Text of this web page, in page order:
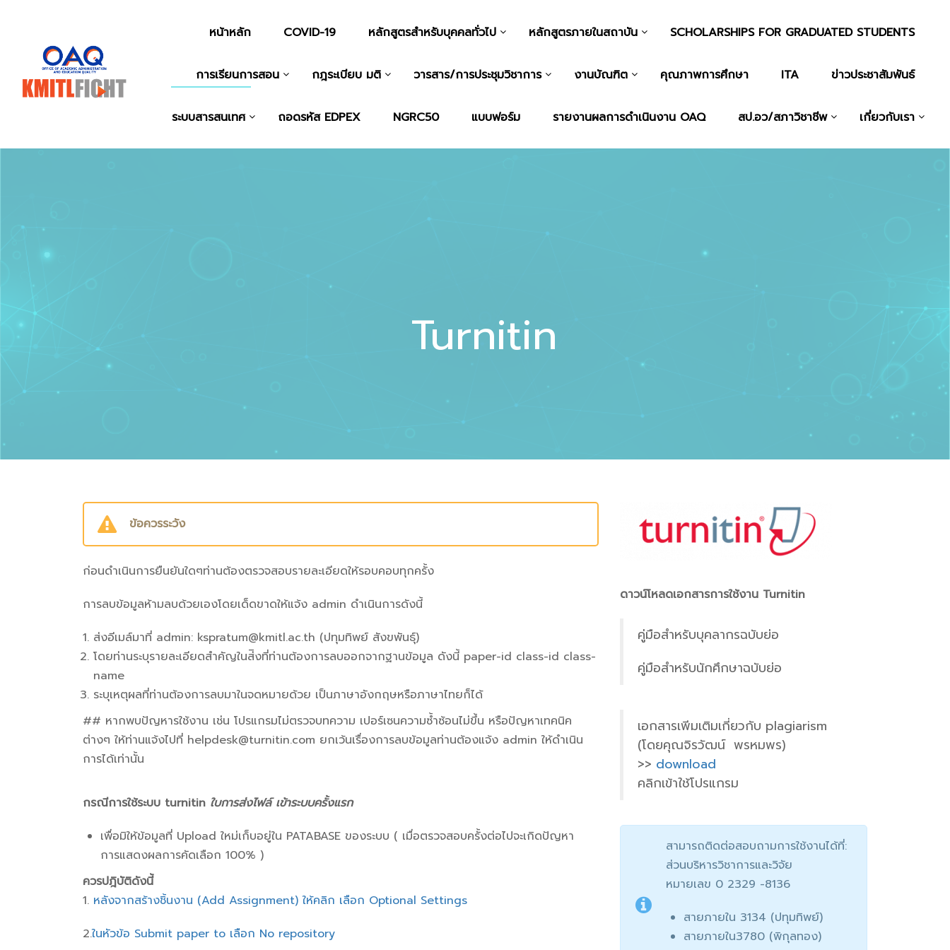
หน้าหลัก COVID-19 หลักสูตรสำหรับบุคคลทั่วไป หลักสูตรภายในสถาบัน SCHOLARSHIPS FOR GRADUATED STUDENTS
การเรียนการสอน กฎระเบียบ มติ วารสาร/การประชุมวิชาการ งานบัณฑิต คุณภาพการศึกษา ITA ข่าวประชาสัมพันธ์
ระบบสารสนเทศ ถอดรหัส EDPEX NGRC50 แบบฟอร์ม รายงานผลการดำเนินงาน OAQ สป.อว/สภาวิชาชีพ เกี่ยวกับเรา
Turnitin
ข้อควรระวัง
ก่อนดำเนินการยืนยันใดๆท่านต้องตรวจสอบรายละเอียดให้รอบคอบทุกครั้ง
การลบข้อมูลห้ามลบด้วยเองโดยเด็ดขาดให้แจ้ง admin ดำเนินการดังนี้
ส่งอีเมล์มาที่ admin: kspratum@kmitl.ac.th (ปทุมทิพย์ สังขพันธุ์)
โดยท่านระบุรายละเอียดสำคัญในส่ิงที่ท่านต้องการลบออกจากฐานข้อมูล ดังนี้ paper-id class-id class-
name
ระบุเหตุผลที่ท่านต้องการลบมาในจดหมายด้วย เป็นภาษาอังกฤษหรือภาษาไทยก็ได้
## หากพบปัญหารใช้งาน เช่น โปรแกรมไม่ตรวจบทความ เปอร์เซนความซ้ำซ้อนไม่ขึ้น หรือปัญหาเทคนิค
ต่างๆ ให้ท่านแจ้งไปที่ helpdesk@turnitin.com ยกเว้นเรื่องการลบข้อมูลท่านต้องแจ้ง admin ให้ดำเนิน
การได้เท่านั้น
กรณีการใช้ระบบ turnitin ใบการส่งไฟล์ เข้าระบบครั้งแรก
เพื่อมิให้ข้อมูลที่ Upload ใหม่เก็บอยู่ใน PATABASE ของระบบ ( เมื่อตรวจสอบครั้งต่อไปจะเกิดปัญหา
การแสดงผลการคัดเลือก 100% )
ควรปฎิบัติดังนี้
1. หลังจากสร้างชิ้นงาน (Add Assignment) ให้คลิก เลือก Optional Settings
2.ในหัวข้อ Submit paper to เลือก No repository
ดาวน์โหลดเอกสารการใช้งาน Turnitin
คู่มือสำหรับบุคลากรฉบับย่อ
คู่มือสำหรับนักศึกษาฉบับย่อ
เอกสารเพีมเติมเกี่ยวกับ plagiarism
(โดยคุณจิรวัฒน์ พรหมพร)
>> download
คลิกเข้าใช้โปรแกรม
สามารถติดต่อสอบถามการใช้งานได้ที่:
ส่วนบริหารวิชาการและวิจัย
หมายเลข 0 2329 -8136
สายภายใน 3134 (ปทุมทิพย์)
สายภายใน3780 (พิกุลทอง)